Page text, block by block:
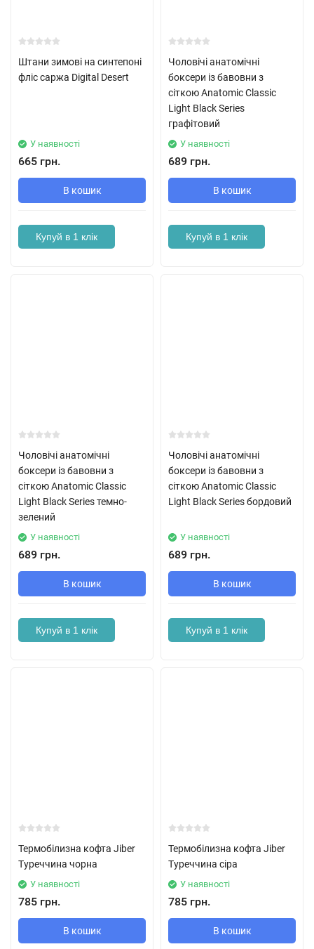
Штани зимові на синтепоні
фліс саржа Digital Desert
У наявності
665 грн.
В кошик
Купуй в 1 клік
Чоловічі анатомічні
боксери із бавовни з
сіткою Anatomic Classic
Light Black Series
графітовий
У наявності
689 грн.
В кошик
Купуй в 1 клік
Чоловічі анатомічні
боксери із бавовни з
сіткою Anatomic Classic
Light Black Series темно-
зелений
У наявності
689 грн.
В кошик
Купуй в 1 клік
Чоловічі анатомічні
боксери із бавовни з
сіткою Anatomic Classic
Light Black Series бордовий
У наявності
689 грн.
В кошик
Купуй в 1 клік
Термобілизна кофта Jiber
Туреччина чорна
У наявності
785 грн.
В кошик
Термобілизна кофта Jiber
Туреччина сіра
У наявності
785 грн.
В кошик